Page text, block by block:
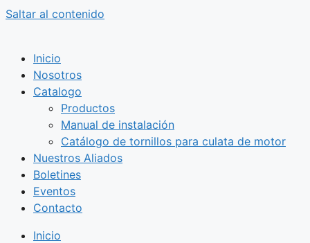
Saltar al contenido
Inicio
Nosotros
Catalogo
Productos
Manual de instalación
Catálogo de tornillos para culata de motor
Nuestros Aliados
Boletines
Eventos
Contacto
Inicio